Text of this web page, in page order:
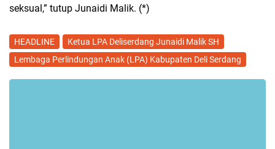
seksual,” tutup Junaidi Malik. (*)
HEADLINE
Ketua LPA Deliserdang Junaidi Malik SH
Lembaga Perlindungan Anak (LPA) Kabupaten Deli Serdang